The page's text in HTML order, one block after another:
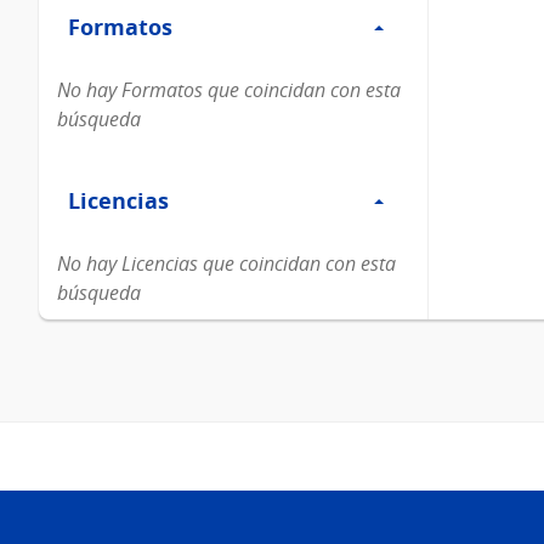
Formatos
Formatos
No hay Formatos que coincidan con esta
búsqueda
Licencias
Licencias
No hay Licencias que coincidan con esta
búsqueda